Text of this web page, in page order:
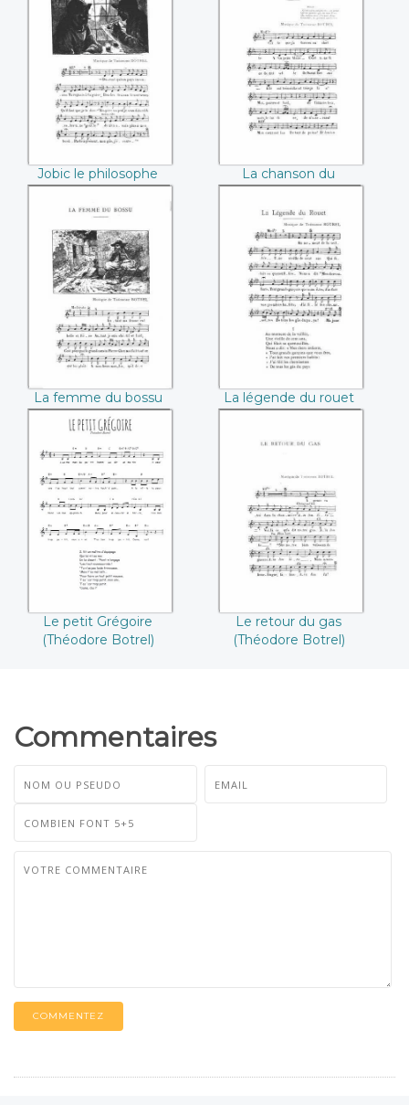
Jobic le philosophe
((Théodore
Botrel))
Jobic le philosophe
(Théodore Botrel)
La chanson du
patour ((Théodore
Botrel))
La chanson du
patour (Théodore
Botrel)
La femme du
bossu ((Théodore
Botrel))
La femme du bossu
(Théodore Botrel)
La légende du
rouet ((Théodore
Botrel))
La légende du rouet
(Théodore Botrel)
Le petit Grégoire
((Théodore
Botrel))
Le petit Grégoire
(Théodore Botrel)
Le retour du gas
((Théodore
Botrel))
Le retour du gas
(Théodore Botrel)
Commentaires
COMMENTEZ